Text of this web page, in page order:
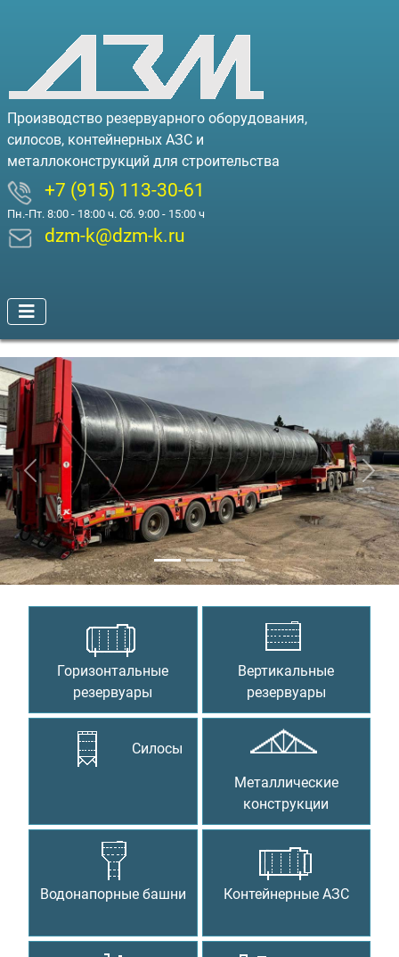
Производство резервуарного оборудования,
силосов, контейнерных АЗС и
металлоконструкций для строительства
+7 (915) 113-30-61
Пн.-Пт. 8:00 - 18:00 ч. Сб. 9:00 - 15:00 ч
dzm-k@dzm-k.ru
Предыдущий
Горизонтальные
резервуары
Вертикальные
резервуары
Силосы
Металлические
конструкции
Водонапорные башни Контейнерные АЗС